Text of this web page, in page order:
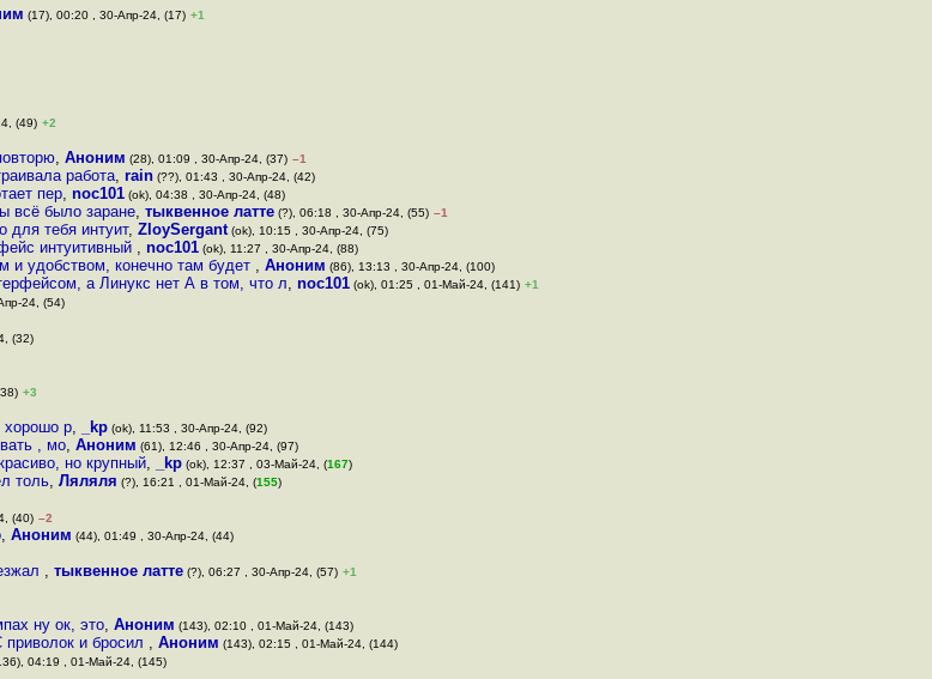
(17), 00:20 , 30-Апр-24, (17) +1
(49) +2
, Аноним (28), 01:09 , 30-Апр-24, (37) –1
работа, rain (??), 01:43 , 30-Апр-24, (42)
пер, noc101 (ok), 04:38 , 30-Апр-24, (48)
всё было заране, тыквенное латте (?), 06:18 , 30-Апр-24, (55) –1
для тебя интуит, ZloySergant (ok), 10:15 , 30-Апр-24, (75)
интуитивный , noc101 (ok), 11:27 , 30-Апр-24, (88)
и удобством, конечно там будет , Аноним (86), 13:13 , 30-Апр-24, (100)
а Линукс нет А в том, что л, noc101 (ok), 01:25 , 01-Май-24, (141) +1
24, (54)
(32)
+3
хорошо р, _kp (ok), 11:53 , 30-Апр-24, (92)
, мо, Аноним (61), 12:46 , 30-Апр-24, (97)
но крупный, _kp (ok), 12:37 , 03-Май-24, (167)
толь, Ляляля (?), 16:21 , 01-Май-24, (155)
(40) –2
, Аноним (44), 01:49 , 30-Апр-24, (44)
, тыквенное латте (?), 06:27 , 30-Апр-24, (57) +1
ну ок, это, Аноним (143), 02:10 , 01-Май-24, (143)
и бросил , Аноним (143), 02:15 , 01-Май-24, (144)
04:19 , 01-Май-24, (145)